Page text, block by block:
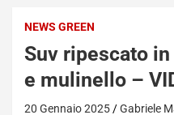
NEWS GREEN
Suv ripescato
e mulinello –
20 Gennaio 2025 Gabriele